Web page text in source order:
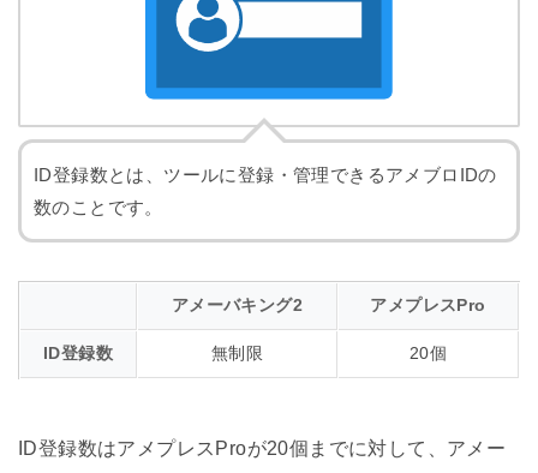
ID登録数とは、ツールに登録・管理できるアメブロIDの
数のことです。
アメーバキング2 アメプレスPro
ID登録数 無制限 20個
ID登録数はアメプレスProが20個までに対して、アメー